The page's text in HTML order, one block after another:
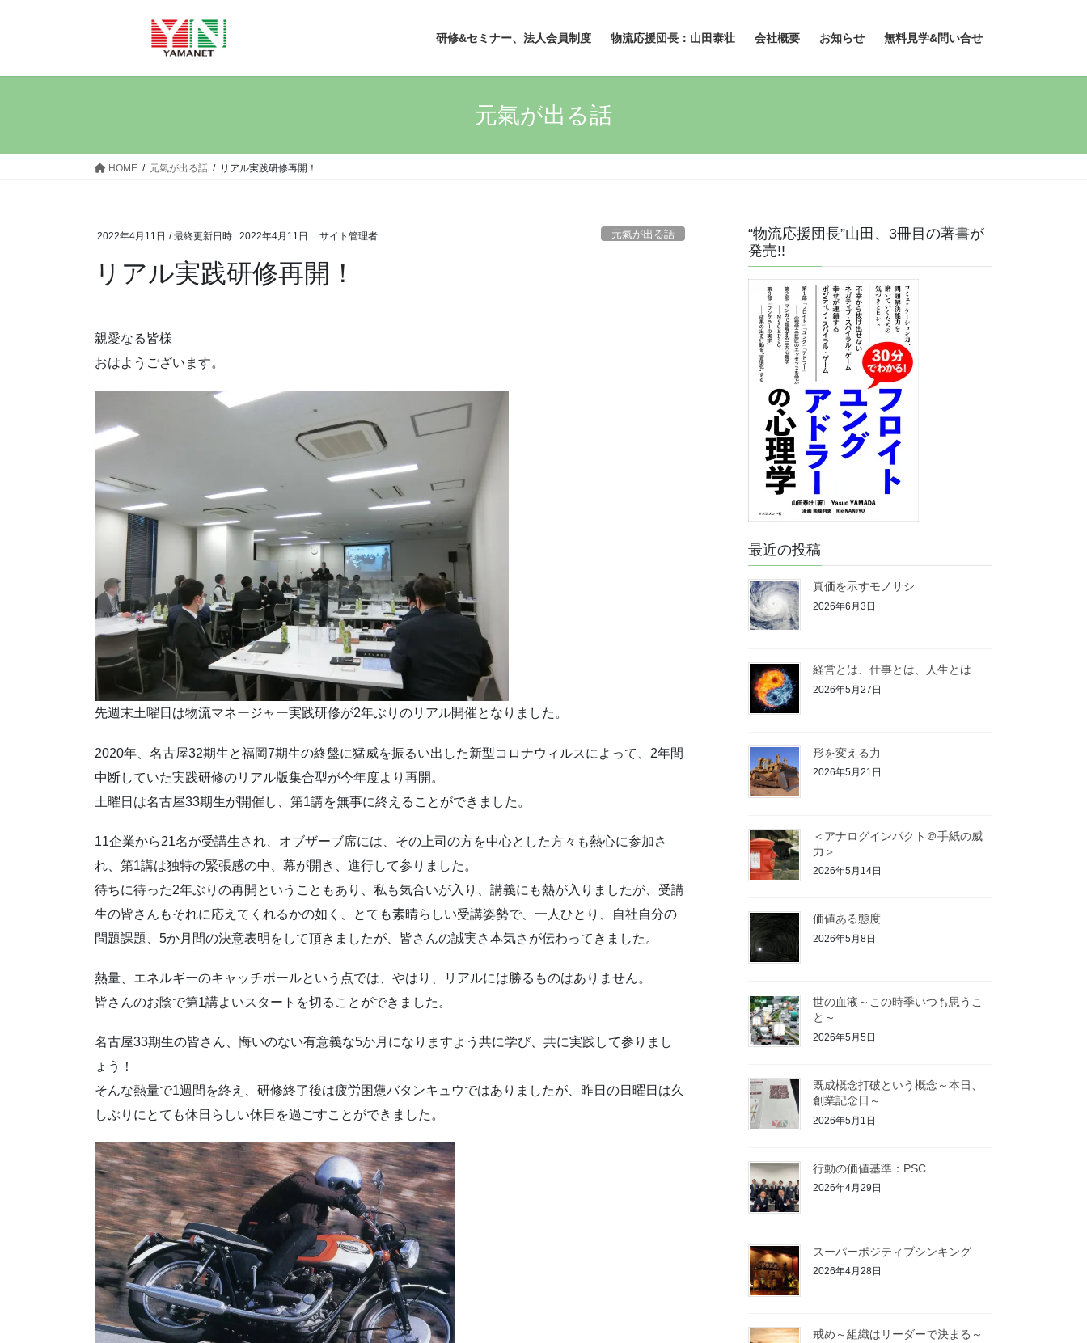
研修&セミナー、法人会員制度 物流応援団長：山田泰壮 会社概要 お知らせ 無料見学&問い合せ
元氣が出る話
HOME 元氣が出る話 リアル実践研修再開！
2022年4月11日 / 最終更新日時 : 2022年4月11日 サイト管理者 元氣が出る話
リアル実践研修再開！
親愛なる皆様
おはようございます。
先週末土曜日は物流マネージャー実践研修が2年ぶりのリアル開催となりました。
2020年、名古屋32期生と福岡7期生の終盤に猛威を振るい出した新型コロナウィルスによって、2年間
中断していた実践研修のリアル版集合型が今年度より再開。
土曜日は名古屋33期生が開催し、第1講を無事に終えることができました。
11企業から21名が受講生され、オブザーブ席には、その上司の方を中心とした方々も熱心に参加さ
れ、第1講は独特の緊張感の中、幕が開き、進行して参りました。
待ちに待った2年ぶりの再開ということもあり、私も気合いが入り、講義にも熱が入りましたが、受講
生の皆さんもそれに応えてくれるかの如く、とても素晴らしい受講姿勢で、一人ひとり、自社自分の
問題課題、5か月間の決意表明をして頂きましたが、皆さんの誠実さ本気さが伝わってきました。
熱量、エネルギーのキャッチボールという点では、やはり、リアルには勝るものはありません。
皆さんのお陰で第1講よいスタートを切ることができました。
名古屋33期生の皆さん、悔いのない有意義な5か月になりますよう共に学び、共に実践して参りまし
ょう！
そんな熱量で1週間を終え、研修終了後は疲労困憊バタンキュウではありましたが、昨日の日曜日は久
しぶりにとても休日らしい休日を過ごすことができました。
“物流応援団長”山田、3冊目の著書が
発売!!
最近の投稿
真価を示すモノサシ
2026年6月3日
経営とは、仕事とは、人生とは
2026年5月27日
形を変える力
2026年5月21日
＜アナログインパクト＠手紙の威
力＞
2026年5月14日
価値ある態度
2026年5月8日
世の血液～この時季いつも思うこ
と～
2026年5月5日
既成概念打破という概念～本日、
創業記念日～
2026年5月1日
行動の価値基準：PSC
2026年4月29日
スーパーポジティブシンキング
2026年4月28日
戒め～組織はリーダーで決まる～